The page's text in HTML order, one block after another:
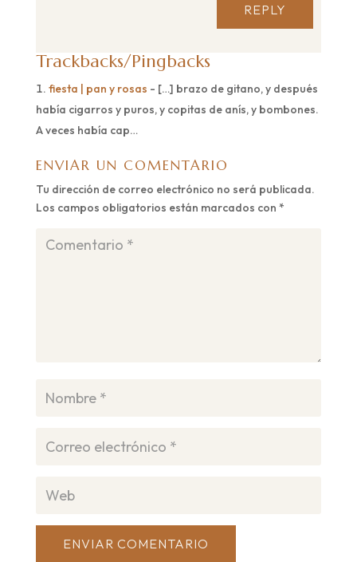
REPLY
Trackbacks/Pingbacks
fiesta | pan y rosas - […] brazo de gitano, y después
había cigarros y puros, y copitas de anís, y bombones.
A veces había cap…
ENVIAR UN COMENTARIO
Tu dirección de correo electrónico no será publicada.
Los campos obligatorios están marcados con *
ENVIAR COMENTARIO